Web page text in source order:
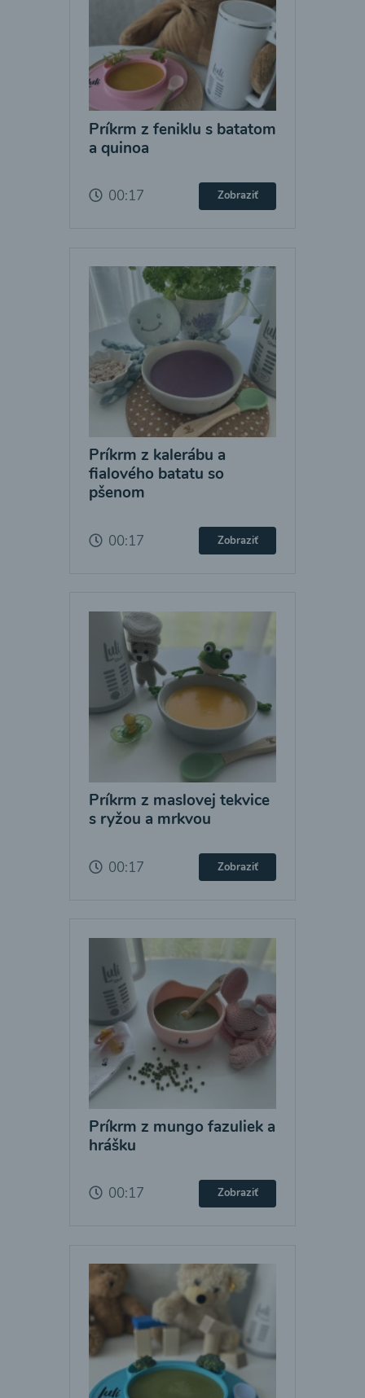
Príkrm z feniklu s batatom
a quinoa
00:17 Zobraziť
Príkrm z kalerábu a
fialového batatu so
pšenom
00:17 Zobraziť
Príkrm z maslovej tekvice
s ryžou a mrkvou
00:17 Zobraziť
Príkrm z mungo fazuliek a
hrášku
00:17 Zobraziť